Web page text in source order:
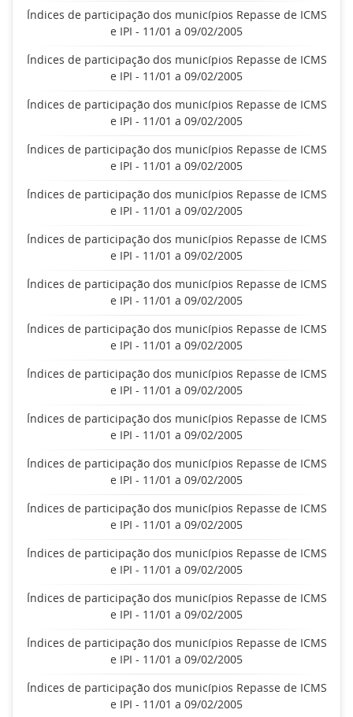
Índices de participação dos municípios Repasse de ICMS
e IPI - 11/01 a 09/02/2005
Índices de participação dos municípios Repasse de ICMS
e IPI - 11/01 a 09/02/2005
Índices de participação dos municípios Repasse de ICMS
e IPI - 11/01 a 09/02/2005
Índices de participação dos municípios Repasse de ICMS
e IPI - 11/01 a 09/02/2005
Índices de participação dos municípios Repasse de ICMS
e IPI - 11/01 a 09/02/2005
Índices de participação dos municípios Repasse de ICMS
e IPI - 11/01 a 09/02/2005
Índices de participação dos municípios Repasse de ICMS
e IPI - 11/01 a 09/02/2005
Índices de participação dos municípios Repasse de ICMS
e IPI - 11/01 a 09/02/2005
Índices de participação dos municípios Repasse de ICMS
e IPI - 11/01 a 09/02/2005
Índices de participação dos municípios Repasse de ICMS
e IPI - 11/01 a 09/02/2005
Índices de participação dos municípios Repasse de ICMS
e IPI - 11/01 a 09/02/2005
Índices de participação dos municípios Repasse de ICMS
e IPI - 11/01 a 09/02/2005
Índices de participação dos municípios Repasse de ICMS
e IPI - 11/01 a 09/02/2005
Índices de participação dos municípios Repasse de ICMS
e IPI - 11/01 a 09/02/2005
Índices de participação dos municípios Repasse de ICMS
e IPI - 11/01 a 09/02/2005
Índices de participação dos municípios Repasse de ICMS
e IPI - 11/01 a 09/02/2005